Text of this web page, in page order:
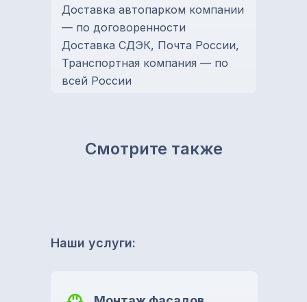
Доставка автопарком компании
— по договоренности
Доставка СДЭК, Почта России,
Транспортная компания — по
всей России
Смотрите также
Наши услуги: